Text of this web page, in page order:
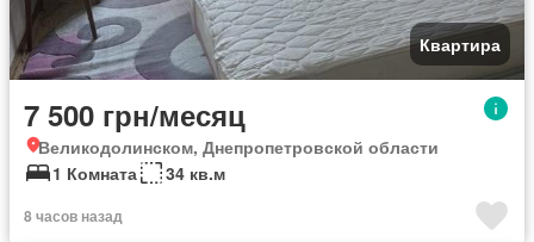
Квартира
7 500 грн/месяц
Великодолинском, Днепропетровской области
1 Комната
34 кв.м
8 часов назад